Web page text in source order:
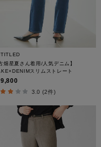
畑星夏さん着用/人気デニム】
スリムストレート
3.0 (2件)